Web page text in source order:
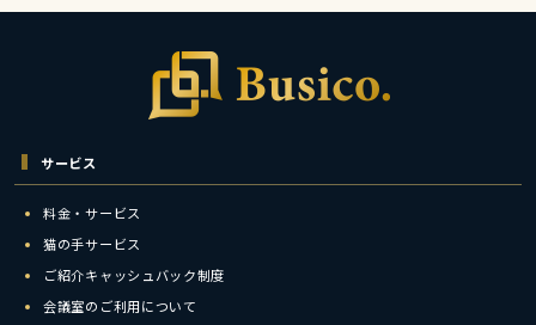
サービス
料金・サービス
猫の手サービス
ご紹介キャッシュバック制度
会議室のご利用について